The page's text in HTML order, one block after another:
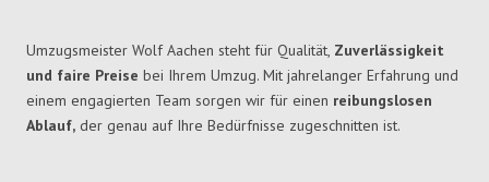
Umzugsmeister Wolf Aachen steht für Qualität, Zuverlässigkeit
und faire Preise bei Ihrem Umzug. Mit jahrelanger Erfahrung und
einem engagierten Team sorgen wir für einen reibungslosen
Ablauf, der genau auf Ihre Bedürfnisse zugeschnitten ist.